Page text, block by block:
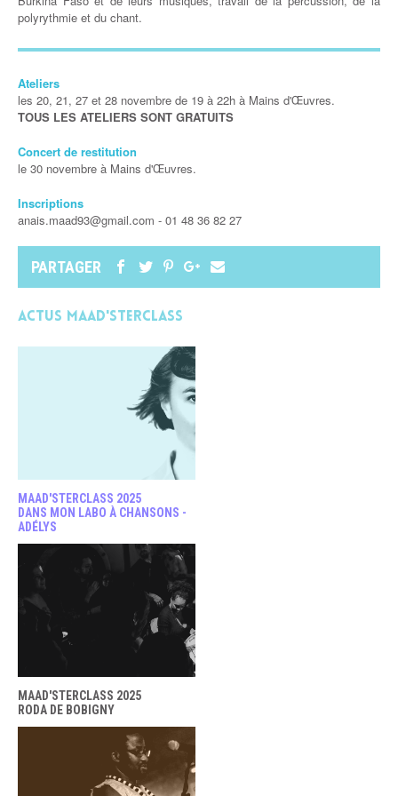
polyrythmie et du chant.
Ateliers
les 20, 21, 27 et 28 novembre de 19 à 22h à Mains d'Œuvres.
TOUS LES ATELIERS SONT GRATUITS
Concert de restitution
le 30 novembre à Mains d'Œuvres.
Inscriptions
anais.maad93@gmail.com - 01 48 36 82 27
PARTAGER
Actus MAAD'STERCLASS
MAAD'STERCLASS 2025
DANS MON LABO À CHANSONS -
ADÉLYS
MAAD'STERCLASS 2025
RODA DE BOBIGNY